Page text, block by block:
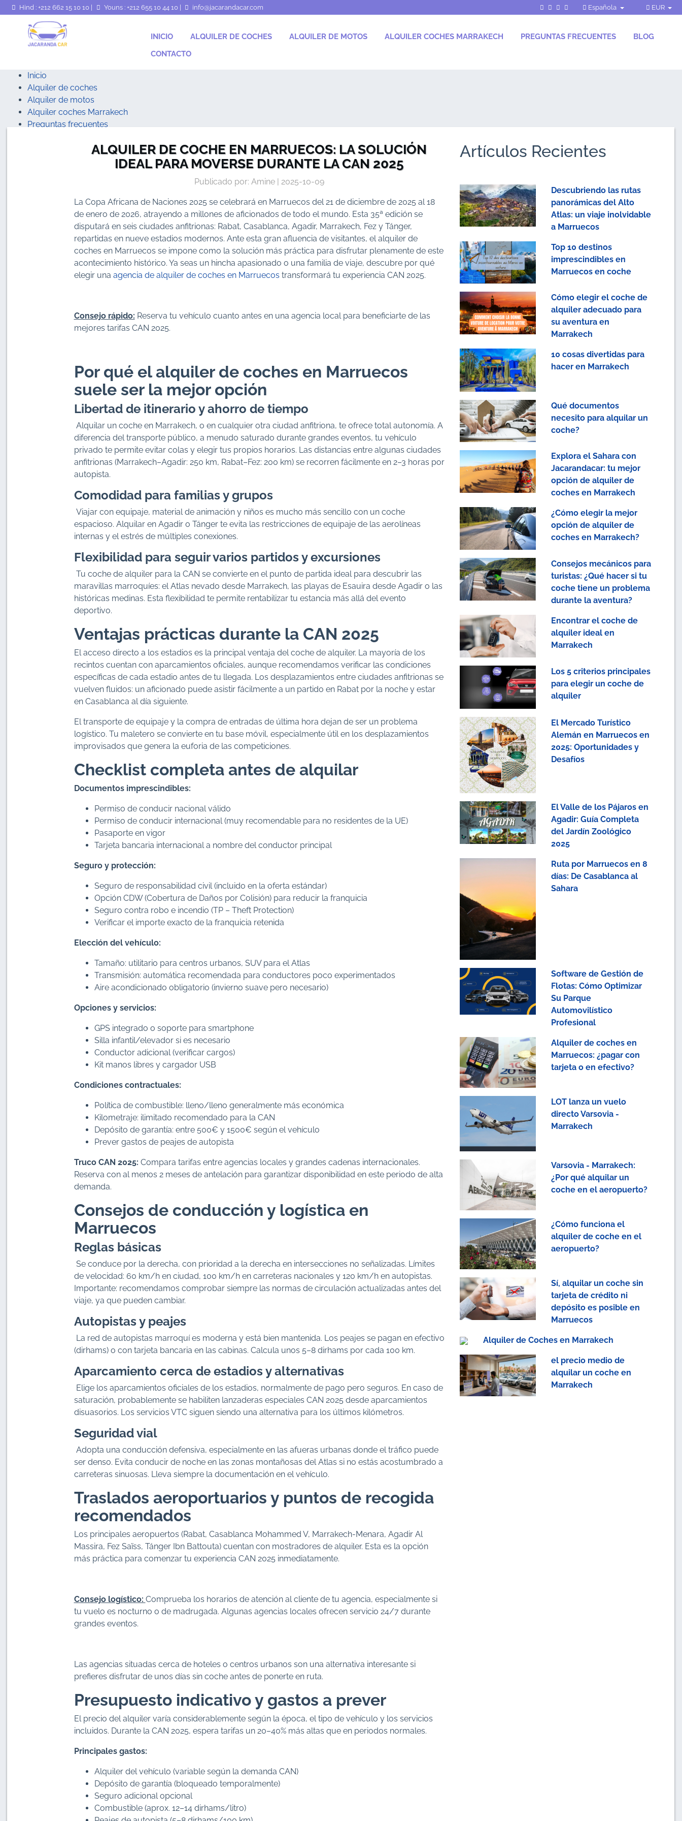
Hind : +212 662 15 10 10 Youns : +212 655 10 44 10 info@jacarandacar.com Española EUR
INICIO ALQUILER DE COCHES ALQUILER DE MOTOS ALQUILER COCHES MARRAKECH PREGUNTAS FRECUENTES
BLOG
CONTACTO
Inicio
Alquiler de coches
Alquiler de motos
Alquiler coches Marrakech
Preguntas frecuentes
ALQUILER DE COCHE EN MARRUECOS: LA SOLUCIÓN
IDEAL PARA MOVERSE DURANTE LA CAN 2025
Publicado por: Amine | 2025-10-09
La Copa Africana de Naciones 2025 se celebrará en Marruecos del 21 de diciembre de 2025 al 18
de enero de 2026, atrayendo a millones de aficionados de todo el mundo. Esta 35ª edición se
disputará en seis ciudades anfitrionas: Rabat, Casablanca, Agadir, Marrakech, Fez y Tánger,
repartidas en nueve estadios modernos. Ante esta gran afluencia de visitantes, el alquiler de
coches en Marruecos se impone como la solución más práctica para disfrutar plenamente de este
acontecimiento histórico. Ya seas un hincha apasionado o una familia de viaje, descubre por qué
elegir una agencia de alquiler de coches en Marruecos transformará tu experiencia CAN 2025.
Consejo rápido: Reserva tu vehículo cuanto antes en una agencia local para beneficiarte de las
mejores tarifas CAN 2025.
Por qué el alquiler de coches en Marruecos
suele ser la mejor opción
Libertad de itinerario y ahorro de tiempo
Alquilar un coche en Marrakech, o en cualquier otra ciudad anfitriona, te ofrece total autonomía. A
diferencia del transporte público, a menudo saturado durante grandes eventos, tu vehículo
privado te permite evitar colas y elegir tus propios horarios. Las distancias entre algunas ciudades
anfitrionas (Marrakech–Agadir: 250 km, Rabat–Fez: 200 km) se recorren fácilmente en 2–3 horas por
autopista.
Comodidad para familias y grupos
Viajar con equipaje, material de animación y niños es mucho más sencillo con un coche
espacioso. Alquilar en Agadir o Tánger te evita las restricciones de equipaje de las aerolíneas
internas y el estrés de múltiples conexiones.
Flexibilidad para seguir varios partidos y excursiones
Tu coche de alquiler para la CAN se convierte en el punto de partida ideal para descubrir las
maravillas marroquíes: el Atlas nevado desde Marrakech, las playas de Esauira desde Agadir o las
históricas medinas. Esta flexibilidad te permite rentabilizar tu estancia más allá del evento
deportivo.
Ventajas prácticas durante la CAN 2025
El acceso directo a los estadios es la principal ventaja del coche de alquiler. La mayoría de los
recintos cuentan con aparcamientos oficiales, aunque recomendamos verificar las condiciones
específicas de cada estadio antes de tu llegada. Los desplazamientos entre ciudades anfitrionas se
vuelven fluidos: un aficionado puede asistir fácilmente a un partido en Rabat por la noche y estar
en Casablanca al día siguiente.
El transporte de equipaje y la compra de entradas de última hora dejan de ser un problema
logístico. Tu maletero se convierte en tu base móvil, especialmente útil en los desplazamientos
improvisados que genera la euforia de las competiciones.
Checklist completa antes de alquilar
Documentos imprescindibles:
Permiso de conducir nacional válido
Permiso de conducir internacional (muy recomendable para no residentes de la UE)
Pasaporte en vigor
Tarjeta bancaria internacional a nombre del conductor principal
Seguro y protección:
Seguro de responsabilidad civil (incluido en la oferta estándar)
Opción CDW (Cobertura de Daños por Colisión) para reducir la franquicia
Seguro contra robo e incendio (TP – Theft Protection)
Verificar el importe exacto de la franquicia retenida
Elección del vehículo:
Tamaño: utilitario para centros urbanos, SUV para el Atlas
Transmisión: automática recomendada para conductores poco experimentados
Aire acondicionado obligatorio (invierno suave pero necesario)
Opciones y servicios:
GPS integrado o soporte para smartphone
Silla infantil/elevador si es necesario
Conductor adicional (verificar cargos)
Kit manos libres y cargador USB
Condiciones contractuales:
Política de combustible: lleno/lleno generalmente más económica
Kilometraje: ilimitado recomendado para la CAN
Depósito de garantía: entre 500€ y 1500€ según el vehículo
Prever gastos de peajes de autopista
Truco CAN 2025: Compara tarifas entre agencias locales y grandes cadenas internacionales.
Reserva con al menos 2 meses de antelación para garantizar disponibilidad en este periodo de alta
demanda.
Consejos de conducción y logística en
Marruecos
Reglas básicas
Se conduce por la derecha, con prioridad a la derecha en intersecciones no señalizadas. Límites
de velocidad: 60 km/h en ciudad, 100 km/h en carreteras nacionales y 120 km/h en autopistas.
Importante: recomendamos comprobar siempre las normas de circulación actualizadas antes del
viaje, ya que pueden cambiar.
Autopistas y peajes
La red de autopistas marroquí es moderna y está bien mantenida. Los peajes se pagan en efectivo
(dirhams) o con tarjeta bancaria en las cabinas. Calcula unos 5–8 dirhams por cada 100 km.
Aparcamiento cerca de estadios y alternativas
Elige los aparcamientos oficiales de los estadios, normalmente de pago pero seguros. En caso de
saturación, probablemente se habiliten lanzaderas especiales CAN 2025 desde aparcamientos
disuasorios. Los servicios VTC siguen siendo una alternativa para los últimos kilómetros.
Seguridad vial
Adopta una conducción defensiva, especialmente en las afueras urbanas donde el tráfico puede
ser denso. Evita conducir de noche en las zonas montañosas del Atlas si no estás acostumbrado a
carreteras sinuosas. Lleva siempre la documentación en el vehículo.
Traslados aeroportuarios y puntos de recogida
recomendados
Los principales aeropuertos (Rabat, Casablanca Mohammed V, Marrakech-Menara, Agadir Al
Massira, Fez Saïss, Tánger Ibn Battouta) cuentan con mostradores de alquiler. Esta es la opción
más práctica para comenzar tu experiencia CAN 2025 inmediatamente.
Consejo logístico: Comprueba los horarios de atención al cliente de tu agencia, especialmente si
tu vuelo es nocturno o de madrugada. Algunas agencias locales ofrecen servicio 24/7 durante
grandes eventos.
Las agencias situadas cerca de hoteles o centros urbanos son una alternativa interesante si
prefieres disfrutar de unos días sin coche antes de ponerte en ruta.
Presupuesto indicativo y gastos a prever
El precio del alquiler varía considerablemente según la época, el tipo de vehículo y los servicios
incluidos. Durante la CAN 2025, espera tarifas un 20–40% más altas que en periodos normales.
Principales gastos:
Alquiler del vehículo (variable según la demanda CAN)
Depósito de garantía (bloqueado temporalmente)
Seguro adicional opcional
Combustible (aprox. 12–14 dirhams/litro)
Artículos Recientes
Descubriendo las rutas
panorámicas del Alto
Atlas: un viaje inolvidable
a Marruecos
Top 10 destinos
imprescindibles en
Marruecos en coche
Cómo elegir el coche de
alquiler adecuado para
su aventura en
Marrakech
10 cosas divertidas para
hacer en Marrakech
Qué documentos
necesito para alquilar un
coche?
Explora el Sahara con
Jacarandacar: tu mejor
opción de alquiler de
coches en Marrakech
¿Cómo elegir la mejor
opción de alquiler de
coches en Marrakech?
Consejos mecánicos para
turistas: ¿Qué hacer si tu
coche tiene un problema
durante la aventura?
Encontrar el coche de
alquiler ideal en
Marrakech
Los 5 criterios principales
para elegir un coche de
alquiler
El Mercado Turístico
Alemán en Marruecos en
2025: Oportunidades y
Desafíos
El Valle de los Pájaros en
Agadir: Guía Completa
del Jardín Zoológico
2025
Ruta por Marruecos en 8
días: De Casablanca al
Sahara
Software de Gestión de
Flotas: Cómo Optimizar
Su Parque
Automovilístico
Profesional
Alquiler de coches en
Marruecos: ¿pagar con
tarjeta o en efectivo?
LOT lanza un vuelo
directo Varsovia -
Marrakech
Varsovia - Marrakech:
¿Por qué alquilar un
coche en el aeropuerto?
¿Cómo funciona el
alquiler de coche en el
aeropuerto?
Sí, alquilar un coche sin
tarjeta de crédito ni
depósito es posible en
Marruecos
Alquiler de Coches en Marrakech
el precio medio de
alquilar un coche en
Marrakech